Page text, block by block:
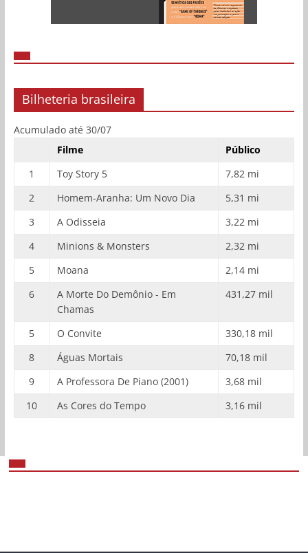
Bilheteria brasileira
Acumulado até 30/07
Filme
Público
1
Toy Story 5
7,82 mi
2
Homem-Aranha: Um Novo Dia
5,31 mi
3
A Odisseia
3,22 mi
4
Minions & Monsters
2,32 mi
5
Moana
2,14 mi
6
A Morte Do Demônio - Em
Chamas
431,27 mil
5 O Convite
330,18 mil
8
Águas Mortais
70,18 mil
9
A Professora De Piano (2001)
3,68 mil
10
As Cores do Tempo 3,16 mil